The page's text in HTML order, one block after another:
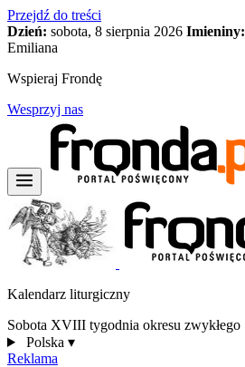
Przejdź do treści
Dzień: sobota, 8 sierpnia 2026 Imieniny:
Emiliana
Wspieraj Frondę
Wesprzyj nas
Kalendarz liturgiczny
Sobota XVIII tygodnia okresu zwykłego
Polska ▾
Reklama